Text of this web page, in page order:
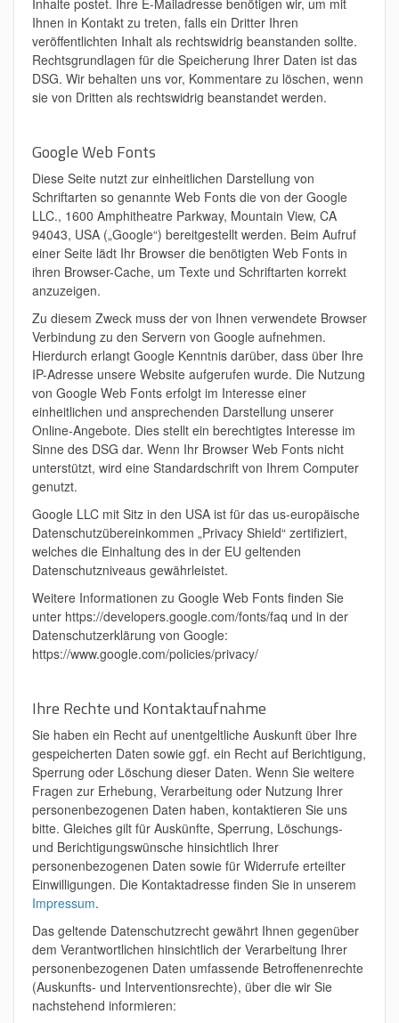
Inhalte postet. Ihre E-Mailadresse benötigen wir, um mit
Ihnen in Kontakt zu treten, falls ein Dritter Ihren
veröffentlichten Inhalt als rechtswidrig beanstanden sollte.
Rechtsgrundlagen für die Speicherung Ihrer Daten ist das
DSG. Wir behalten uns vor, Kommentare zu löschen, wenn
sie von Dritten als rechtswidrig beanstandet werden.
Google Web Fonts
Diese Seite nutzt zur einheitlichen Darstellung von
Schriftarten so genannte Web Fonts die von der Google
LLC., 1600 Amphitheatre Parkway, Mountain View, CA
94043, USA („Google“) bereitgestellt werden. Beim Aufruf
einer Seite lädt Ihr Browser die benötigten Web Fonts in
ihren Browser-Cache, um Texte und Schriftarten korrekt
anzuzeigen.
Zu diesem Zweck muss der von Ihnen verwendete Browser
Verbindung zu den Servern von Google aufnehmen.
Hierdurch erlangt Google Kenntnis darüber, dass über Ihre
IP-Adresse unsere Website aufgerufen wurde. Die Nutzung
von Google Web Fonts erfolgt im Interesse einer
einheitlichen und ansprechenden Darstellung unserer
Online-Angebote. Dies stellt ein berechtigtes Interesse im
Sinne des DSG dar. Wenn Ihr Browser Web Fonts nicht
unterstützt, wird eine Standardschrift von Ihrem Computer
genutzt.
Google LLC mit Sitz in den USA ist für das us-europäische
Datenschutzübereinkommen „Privacy Shield“ zertifiziert,
welches die Einhaltung des in der EU geltenden
Datenschutzniveaus gewährleistet.
Weitere Informationen zu Google Web Fonts finden Sie
unter https://developers.google.com/fonts/faq und in der
Datenschutzerklärung von Google:
https://www.google.com/policies/privacy/
Ihre Rechte und Kontaktaufnahme
Sie haben ein Recht auf unentgeltliche Auskunft über Ihre
gespeicherten Daten sowie ggf. ein Recht auf Berichtigung,
Sperrung oder Löschung dieser Daten. Wenn Sie weitere
Fragen zur Erhebung, Verarbeitung oder Nutzung Ihrer
personenbezogenen Daten haben, kontaktieren Sie uns
bitte. Gleiches gilt für Auskünfte, Sperrung, Löschungs-
und Berichtigungswünsche hinsichtlich Ihrer
personenbezogenen Daten sowie für Widerrufe erteilter
Einwilligungen. Die Kontaktadresse finden Sie in unserem
Impressum.
Das geltende Datenschutzrecht gewährt Ihnen gegenüber
dem Verantwortlichen hinsichtlich der Verarbeitung Ihrer
personenbezogenen Daten umfassende Betroffenenrechte
(Auskunfts- und Interventionsrechte), über die wir Sie
nachstehend informieren: